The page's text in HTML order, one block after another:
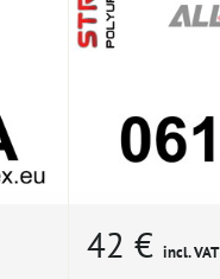
42 € incl. VAT